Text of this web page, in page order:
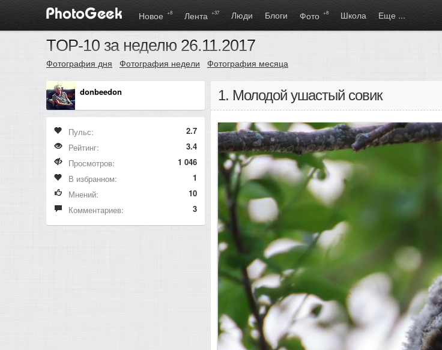
Новое +8 Лента +37 Люди Блоги Фото +8 Школа Еще ...
TOP-10 за неделю 26.11.2017
Фотография дня Фотография недели Фотография месяца
donbeedon
Пульс:
2.7
Рейтинг:
3.4
Просмотров:
1 046
В избранном:
1
Мнений:
10
Комментариев:
3
1. Молодой ушастый совик